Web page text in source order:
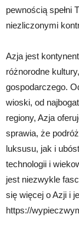
pewnością spełni
niezliczonymi
Azja jest
różnorodne
gospodarczego.
wioski, od
regiony, Azja
sprawia, że
luksusu, jak i
technologii i
jest niezwykle
się więcej o Azji i
https://